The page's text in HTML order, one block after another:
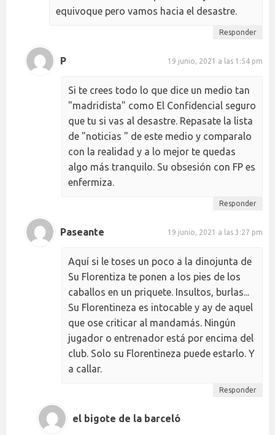
equivoque pero vamos hacia el desastre.
Responder
P 19 junio, 2021 a las 1:54 pm
Si te crees todo lo que dice un medio tan
"madridista" como El Confidencial seguro
que tu si vas al desastre. Repasate la lista
de "noticias " de este medio y comparalo
con la realidad y a lo mejor te quedas
algo más tranquilo. Su obsesión con FP es
enfermiza.
Responder
Paseante 19 junio, 2021 a las 3:27 pm
Aquí si le toses un poco a la dinojunta de
Su Florentiza te ponen a los pies de los
caballos en un priquete. Insultos, burlas...
Su Florentineza es intocable y ay de aquel
que ose criticar al mandamás. Ningún
jugador o entrenador está por encima del
club. Solo su Florentineza puede estarlo. Y
a callar.
Responder
el bigote de la barceló